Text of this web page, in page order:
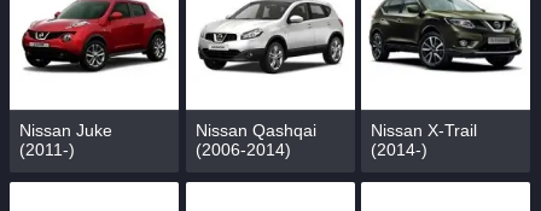
Nissan Juke
(2011-)
Nissan Qashqai
(2006-2014)
Nissan X-Trail
(2014-)